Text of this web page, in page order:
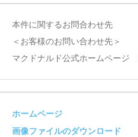
本件に関するお問合わせ先
＜お客様のお問い合わせ先＞
マクドナルド公式ホームページ
ホームページ
画像ファイルのダウンロード